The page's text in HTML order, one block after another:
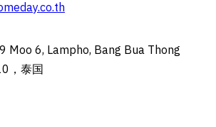
Moo 6, Lampho, Bang Bua Thong
，泰国